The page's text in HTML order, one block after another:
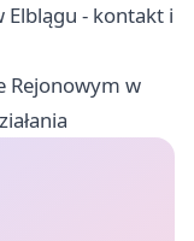
Elblągu - kontakt i
Rejonowym w